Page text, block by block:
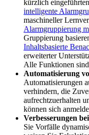
kürzlich
intelligente
maschineller
Alarmgruppierung
Gruppierung
Inhaltsbasierte
erweiterter
Alle Funktionen
Automatisierung
Automatisierungen
verhindern, die
aufrechtzuerhalten
können sich
Verbesserungen
Sie Vorfälle